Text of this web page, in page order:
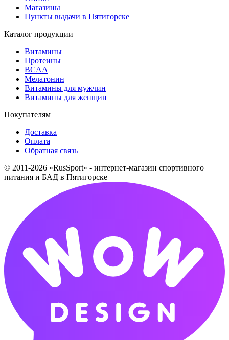
Магазины
Пункты выдачи в Пятигорске
Каталог продукции
Витамины
Протеины
BCAA
Мелатонин
Витамины для мужчин
Витамины для женщин
Покупателям
Доставка
Оплата
Обратная связь
© 2011-2026 «RusSport» - интернет-магазин спортивного
питания и БАД в Пятигорске